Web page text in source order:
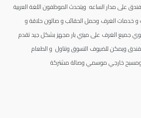
على مدار الساعه ويتحدث الموظفون اللغة العربية
و خدمات الغرف وحمل الحقائب و صالون حلاقة و
جميع الغرف على ميني بار مجهز بشكل جيد تقدم
ويمكن للضيوف التسوق وتناول و الطعام
ومسبح خارجي موسمي وصالة مشتركة